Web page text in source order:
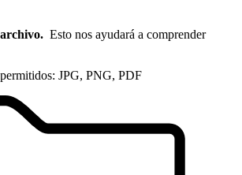
Esto nos ayudará a comprender
JPG, PNG, PDF